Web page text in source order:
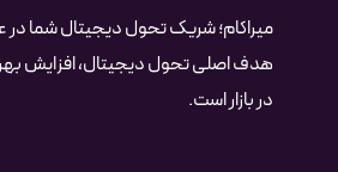
میراکام؛ شریک تحول دیجیتال شما
هدف اصلی تحول دیجیتال، افزایش
در بازار است.